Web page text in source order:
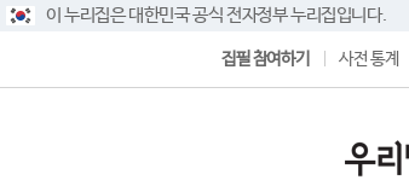
이 누리집은 대한민국 공식 전자정부 누리집입니다.
집필 참여하기 사전 통계